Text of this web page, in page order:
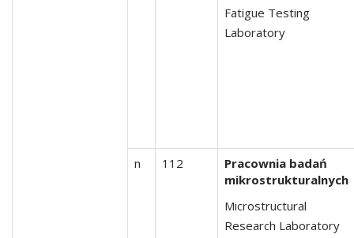
Fatigue Testing
Laboratory
n 112
Pracownia badań
mikrostrukturalnych
Microstructural
Research Laboratory